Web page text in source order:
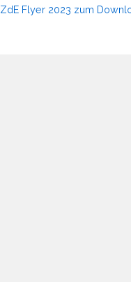
ZdE Fly­er 2023 zum